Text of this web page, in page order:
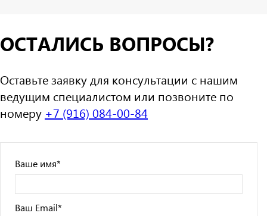
ОСТАЛИСЬ ВОПРОСЫ?
Оставьте заявку для консультации с нашим
ведущим специалистом или позвоните по
номеру +7 (916) 084-00-84
Ваше имя*
Ваш Email*